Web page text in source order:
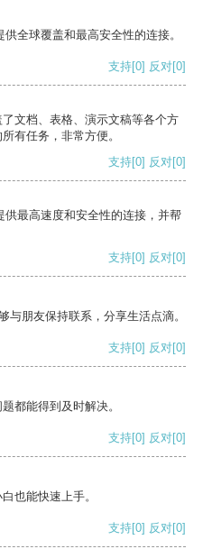
全球覆盖和最高安全性的连接。
支持[0] 反对[0]
文档、表格、演示文稿等各个方
有任务，非常方便。
支持[0] 反对[0]
最高速度和安全性的连接，并帮
支持[0] 反对[0]
与朋友保持联系，分享生活点滴。
支持[0] 反对[0]
都能得到及时解决。
支持[0] 反对[0]
也能快速上手。
支持[0] 反对[0]